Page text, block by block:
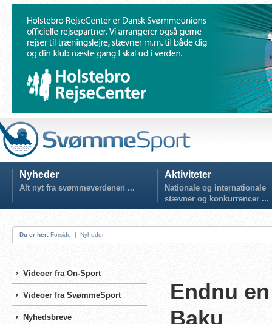
Nyheder
Alt nyt fra svømmeverdenen ...
Aktiviteter
Nationale og internationale
stævner og konkurrencer ...
Du er her: Forside | Nyheder
Videoer fra On-Sport
Videoer fra SvømmeSport
Nyhedsbreve
Endnu
Baku